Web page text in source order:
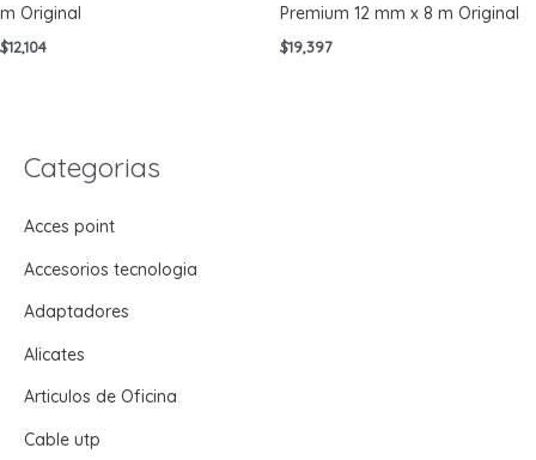
Categorias
Acces point
Accesorios tecnologia
Adaptadores
Alicates
Articulos de Oficina
Cable utp
m Original
$12,104
Premium 12 mm x 8 m Original
$19,397